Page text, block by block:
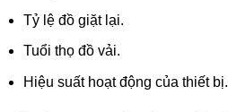
Tỷ lệ đồ giặt lại.
Tuổi thọ đồ vải.
Hiệu suất hoạt động của thiết bị.